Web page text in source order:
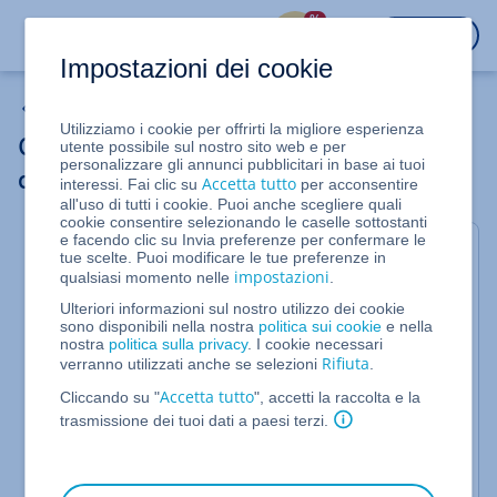
%
Cos'è Domain Guard e quali vantaggi
offre?
Domain Guard è un'estensione di sicurezza che può
essere ordinata in aggiunta ai pacchetti IONOS.
Per i nomi di dominio più importanti è consigliabile
fare in modo che le modifiche amministrative che
influiscono sulla proprietà del dominio o sulle
impostazioni del name server possano essere
effettuate solo con il tuo consenso esplicito. Questo
Impostazioni dei cookie
Utilizziamo i cookie per offrirti la migliore esperienza
utente possibile sul nostro sito web e per
personalizzare gli annunci pubblicitari in base ai tuoi
interessi. Fai clic suAccetta tutto per acconsentire
all'uso di tutti i cookie. Puoi anche scegliere quali
cookie consentire selezionando le caselle sottostanti
e facendo clic su Invia preferenze per confermare le
tue scelte. Puoi modificare le tue preferenze in
qualsiasi momento nelle impostazioni
Ulteriori informazioni sul nostro utilizzo dei cookie
sono disponibili nella nostra politica sui cookie e nella
nostra politica sulla privacy. I cookie necessari
verranno utilizzati anche se selezioni Rifiuta
Cliccando su "Accetta tutto", accetti la raccolta e la
trasmissione dei tuoi dati a paesi terzi.